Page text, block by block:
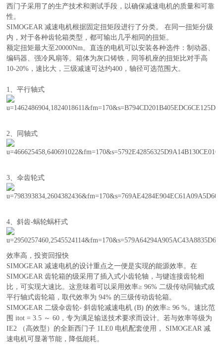
西门子采用了的生产技术和测试手段，以确保减速电机的质量和可靠
性。
SIMOGEAR 减速电机根据固定扭矩段进行了分类。 在同一扭矩分级
内，对于各种齿轮箱类型，都可输出几乎相同的扭矩。
额定扭矩最大至20000Nm。直连的电机可以安装各种选件：制动器、
编码器、强冷风扇等。箱体为灰口铸铁，同等机座的扭矩比对手高
10-20%，速比大，三级减速可达约400，轴径可选范围大。
1、平行轴式
2、同轴式
3、伞齿轮式
4、斜齿-蜗轮蜗杆式
效率高，投资回报快
SIMOGEAR 减速电机的设计重点之一便是实现的能源效率。在
SIMOGEAR 齿轮箱的级采用了插入式小齿轮轴，与键连接齿轮相
比，可实现大速比。这意味着可以采用效率≥ 96% 二级传动同轴式或
平行轴式齿轮箱，取代效率为 94% 的三级传动齿轮箱。
SIMOGEAR 二级伞齿轮- 斜齿轮减速电机 (B) 的效率≥ 96 %。速比范
围 itot = 3.5 ～ 60，专为满足输送技术要求而设计。若与效率等级为
IE2 （高效型）的全新西门子 1LE0 电机配套使用， SIMOGEAR 减
速电机可显著节能，降低能耗。